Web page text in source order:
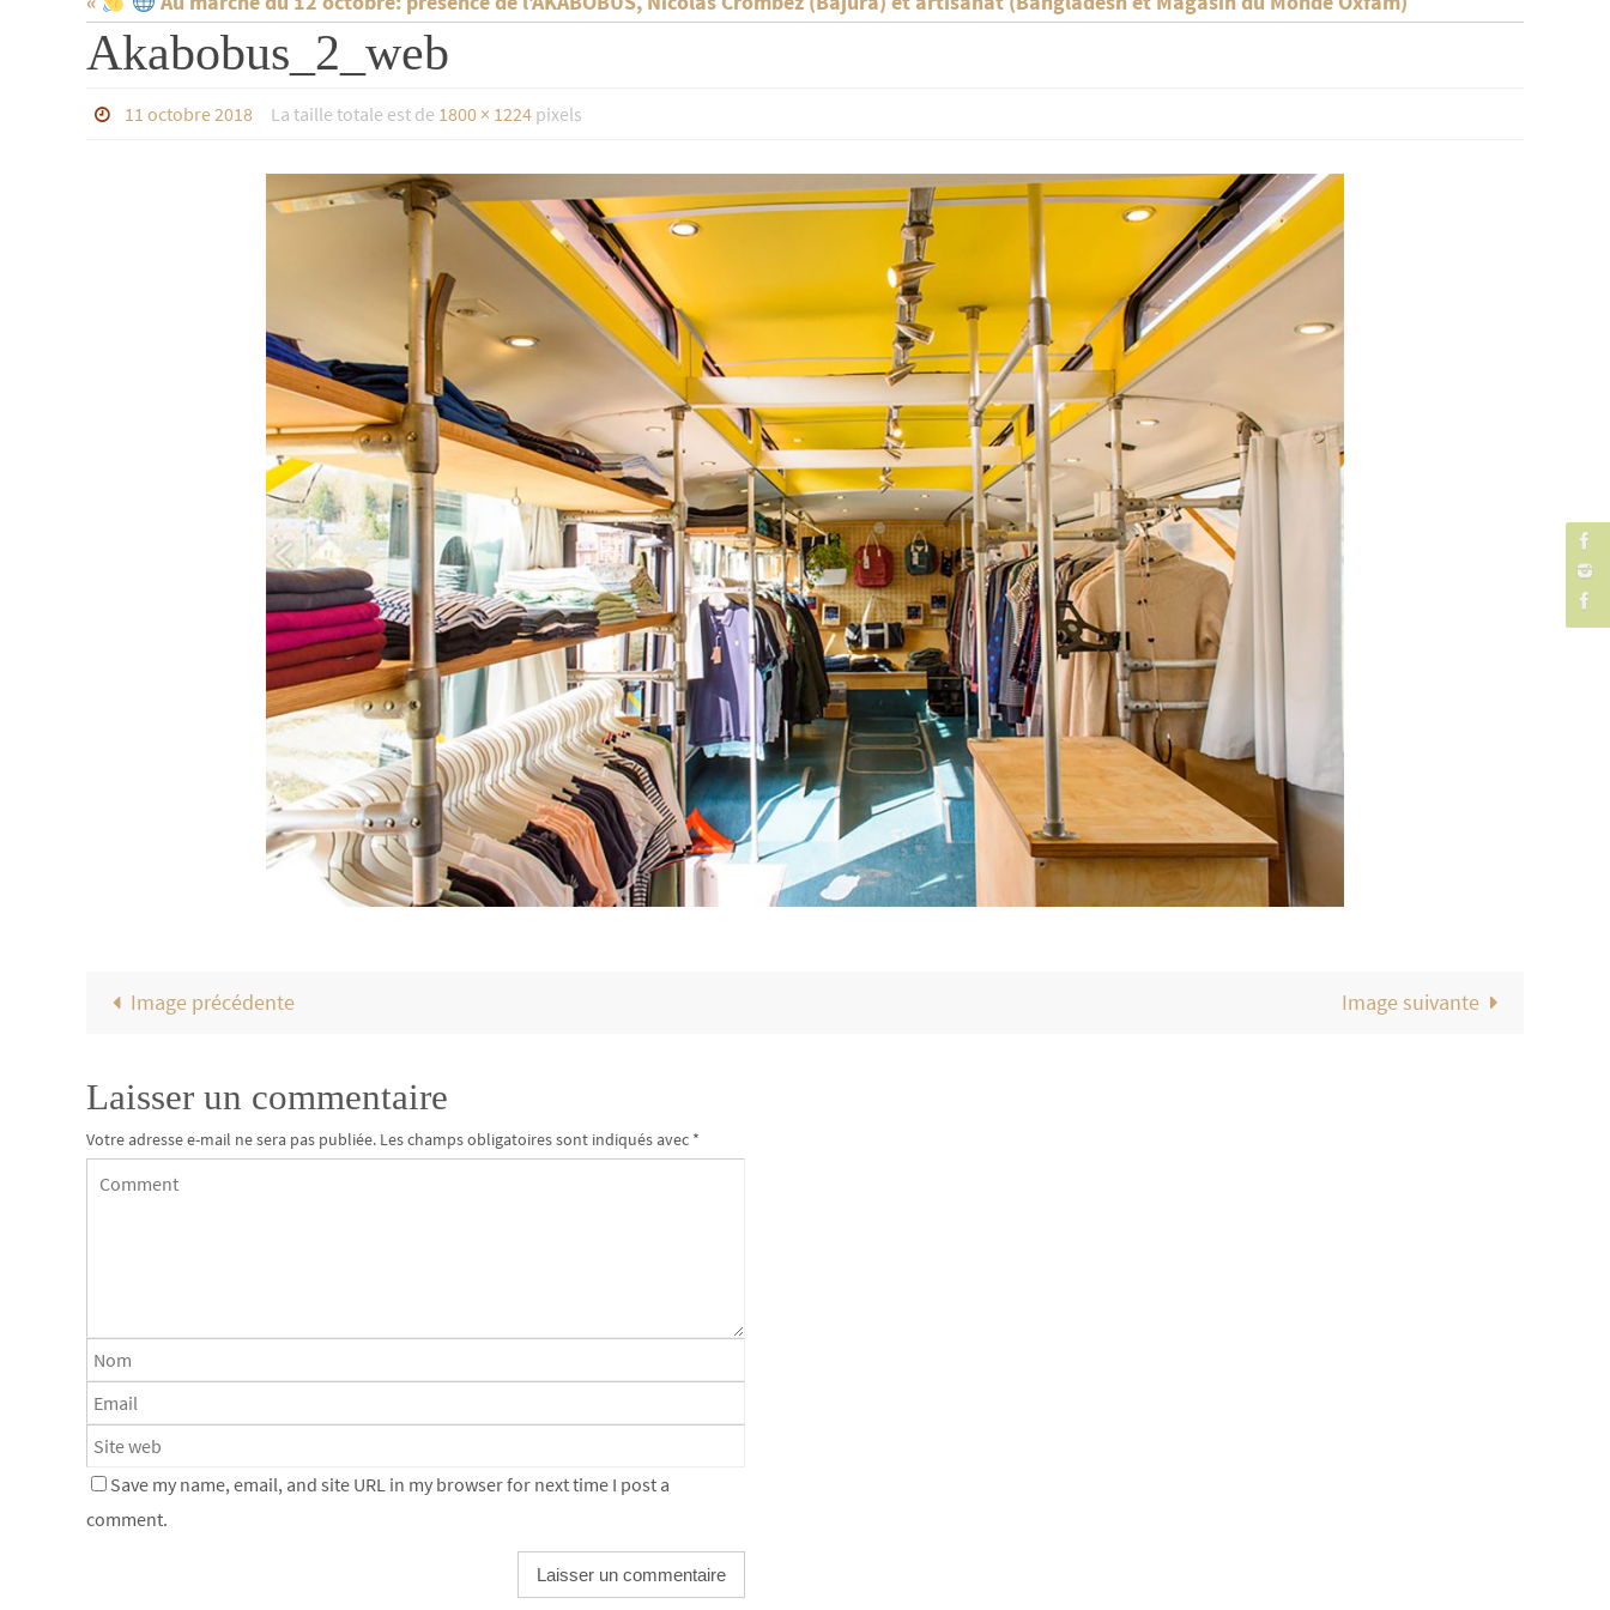
Akabobus_2_web
11 octobre 2018 La taille totale est de 1800 × 1224pixels
Image précédente Image suivante
Laisser un commentaire
Votre adresse e-mail ne sera pas publiée. Les champs obligatoires sont indiqués avec *
Save my name, email, and site URL in my browser for next time I post a
comment.